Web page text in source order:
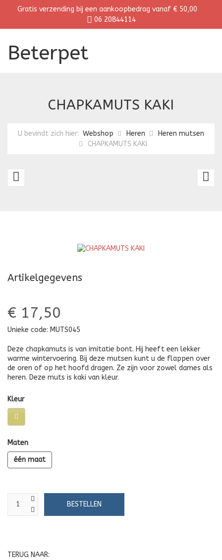
Gratis verzending bij een aankoopbedrag vanaf € 50,00
06 20844114
Beterpet
CHAPKAMUTS KAKI
U bevindt zich hier: Webshop Heren
Heren mutsen
CHAPKAMUTS KAKI
Artikelgegevens
€ 17,50
Unieke code: MUTS045
Deze chapkamuts is van imitatie bont. Hij heeft een lekker
warme wintervoering. Bij deze mutsen kunt u de flappen over
de oren of op het hoofd dragen. Ze zijn voor zowel dames als
heren. Deze muts is kaki van kleur.
Kleur
Maten
één maat
TERUG NAAR: